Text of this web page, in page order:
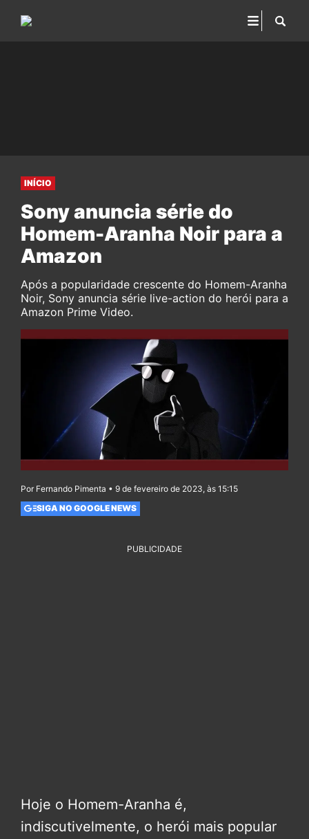
INÍCIO
Sony anuncia série do
Homem-Aranha Noir para a
Amazon
Após a popularidade crescente do Homem-Aranha
Noir, Sony anuncia série live-action do herói para a
Amazon Prime Video.
Por Fernando Pimenta • 9 de fevereiro de 2023, às 15:15
SIGA NO GOOGLE NEWS
PUBLICIDADE
Hoje o Homem-Aranha é,
indiscutivelmente, o herói mais popular